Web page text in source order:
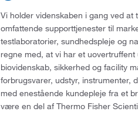
Vi holder videnskaben i gang ved
omfattende supporttjenester til
testlaboratorier, sundhedspleje og
regne med, at vi har et
biovidenskab, sikkerhed og facility
forbrugsvarer, udstyr, instrumenter,
med enestående kundepleje fra et
være en del af Thermo Fisher